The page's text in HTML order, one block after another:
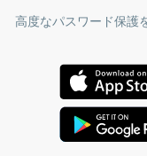
高度なパスワード保護